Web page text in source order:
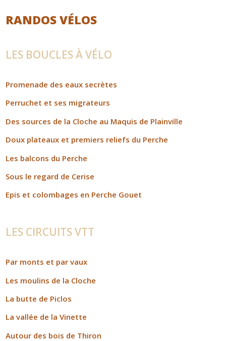
RANDOS VÉLOS
LES BOUCLES À VÉLO
Promenade des eaux secrètes
Perruchet et ses migrateurs
Des sources de la Cloche au Maquis de Plainville
Doux plateaux et premiers reliefs du Perche
Les balcons du Perche
Sous le regard de Cerise
Epis et colombages en Perche Gouet
LES CIRCUITS VTT
Par monts et par vaux
Les moulins de la Cloche
La butte de Piclos
La vallée de la Vinette
Autour des bois de Thiron